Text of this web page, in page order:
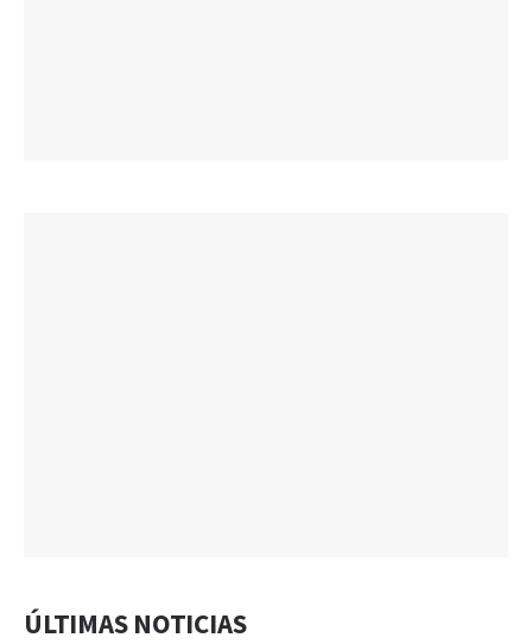
ÚLTIMAS NOTICIAS